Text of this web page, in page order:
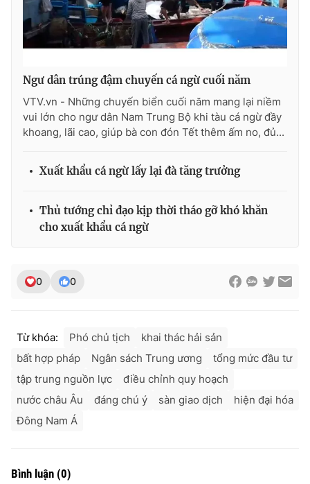
Ðiện thoại Thời báo VTV:024.66 897 897
Email:toasoan@vtv.vn
Liên hệ quảng cáo:024-7300.7108
Ngư dân trúng đậm chuyến cá ngừ cuối năm
VTV.vn - Những chuyến biển cuối năm mang lại niềm
vui lớn cho ngư dân Nam Trung Bộ khi tàu cá ngừ đầy
khoang, lãi cao, giúp bà con đón Tết thêm ấm no, đủ...
Xuất khẩu cá ngừ lấy lại đà tăng trưởng
Thủ tướng chỉ đạo kịp thời tháo gỡ khó khăn
cho xuất khẩu cá ngừ
0 0
Từ khóa: Phó chủ tịch
khai thác hải sản
bất hợp pháp
Ngân sách Trung ương
tổng mức đầu tư
tập trung nguồn lực
điều chỉnh quy hoạch
nước châu Âu
đáng chú ý sàn giao dịch
hiện đại hóa
Đông Nam Á
Bình luận (0)